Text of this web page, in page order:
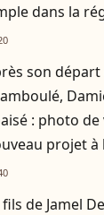
dans la
son départ
: photo de
projet à
fils de Jamel